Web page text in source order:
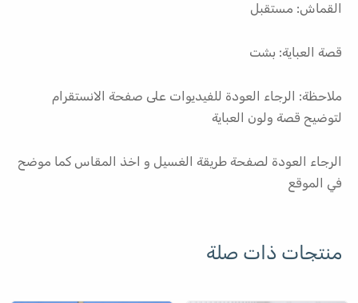
القماش: مستقبل
قصة العباية: بشت
ملاحظة: الرجاء العودة للفيديوات على صفحة الانستقرام
لتوضيح قصة ولون العباية
الرجاء العودة لصفحة طريقة الغسيل و اخذ المقاس كما موضح
في الموقع
منتجات ذات صلة